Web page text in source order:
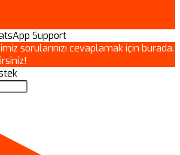
sorularınızı cevaplamak için burada.